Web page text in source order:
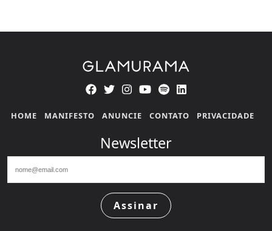
HOME MANIFESTO ANUNCIE CONTATO PRIVACIDADE
Newsletter